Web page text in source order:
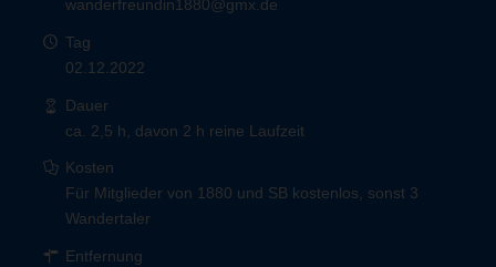
wanderfreundin1880@gmx.de
Tag
02.12.2022
Dauer
ca. 2,5 h, davon 2 h reine Laufzeit
Kosten
Für Mitglieder von 1880 und SB kostenlos, sonst 3
Wandertaler
Entfernung